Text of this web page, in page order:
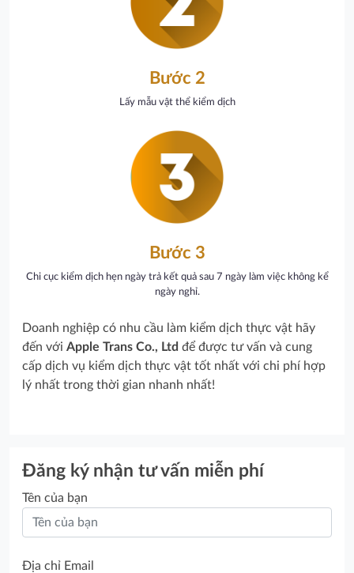
Bước 2
Lấy mẫu vật thể kiểm dịch
Bước 3
Chi cục kiểm dịch hẹn ngày trả kết quả sau 7 ngày làm việc không kể
ngày nghỉ.
Doanh nghiệp có nhu cầu làm kiểm dịch thực vật hãy
đến với Apple Trans Co., Ltd để được tư vấn và cung
cấp dịch vụ kiểm dịch thực vật tốt nhất với chi phí hợp
lý nhất trong thời gian nhanh nhất!
Đăng ký nhận tư vấn miễn phí
Tên của bạn
Địa chỉ Email